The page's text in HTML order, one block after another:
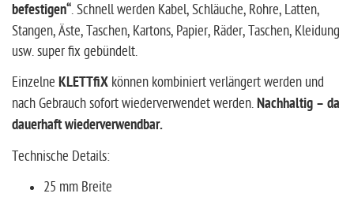
befestigen“. Schnell werden Kabel, Schläuche, Rohre, Latten,
Stangen, Äste, Taschen, Kartons, Papier, Räder, Taschen, Kleidung
usw. super fix gebündelt.
Einzelne KLETTfiX können kombiniert verlängert werden und
nach Gebrauch sofort wiederverwendet werden.Nachhaltig – da
dauerhaft wiederverwendbar.
Technische Details:
25 mm Breite